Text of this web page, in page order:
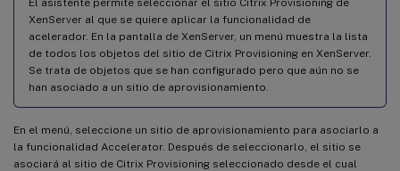
El asistente permite seleccionar el sitio Citrix Provisioning de
XenServer al que se quiere aplicar la funcionalidad de
acelerador. En la pantalla de XenServer, un menú muestra la lista
de todos los objetos del sitio de Citrix Provisioning en XenServer.
Se trata de objetos que se han configurado pero que aún no se
han asociado a un sitio de aprovisionamiento.
En el menú, seleccione un sitio de aprovisionamiento para asociarlo a
la funcionalidad Accelerator. Después de seleccionarlo, el sitio se
asociará al sitio de Citrix Provisioning seleccionado desde el cual